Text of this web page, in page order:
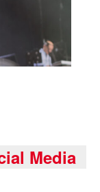
Media